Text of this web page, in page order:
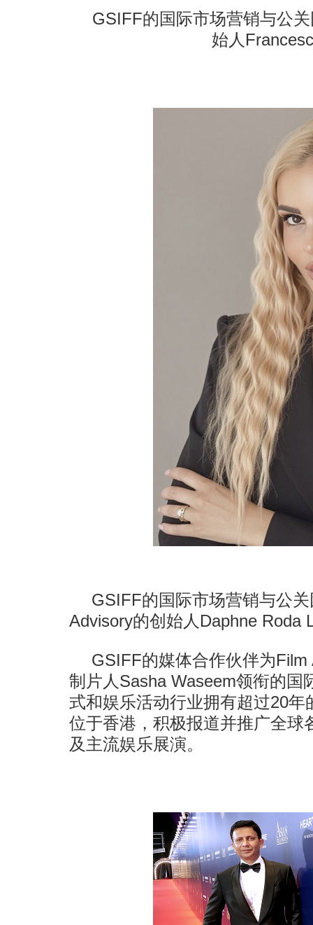
GSIFF的国际市场营销与公
始人
GSIFF的国际市场营销与公
Advisory的创始人Daphne Roda
GSIFF的媒体合作伙伴为
制片人Sasha Waseem领衔的国
式和娱乐活动行业拥有超过20
位于香港，积极报道并推广全球
及主流娱乐展演。